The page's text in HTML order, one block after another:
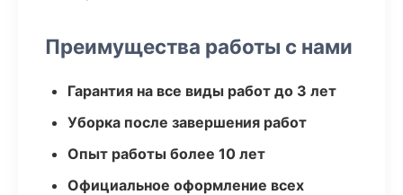
Преимущества работы с нами
Гарантия на все виды работ до 3 лет
Уборка после завершения работ
Опыт работы более 10 лет
Официальное оформление всех